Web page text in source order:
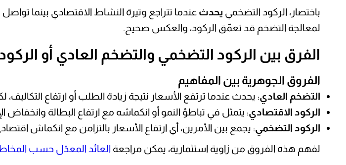
باختصار، الركود التضخمي يحدث عندما تتراجع وتيرة النشاط الاقتصادي بينما
لمعالجة التضخم قد تعمّق الركود، والعكس صحيح.
الفرق بين الركود التضخمي والتضخم العادي أو
الفروق الجوهرية بين المفاهيم
التضخم العادي: يحدث عندما ترتفع الأسعار نتيجة زيادة الطلب أو ارتفاع
الركود الاقتصادي: يتمثل في تباطؤ النمو أو انكماشه مع ارتفاع البطالة وانخفاض
الركود التضخمي: يجمع بين الأمرين، أي ارتفاع الأسعار بالتزامن مع انكماش
لفهم هذه الفروق من زاوية استثمارية، يمكن مراجعة العائد المعدّل حسب